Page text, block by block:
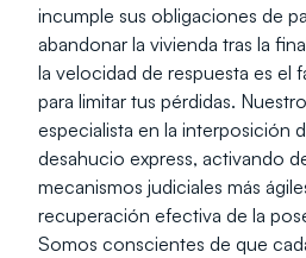
incumple sus obligaciones de
abandonar la vivienda tras la
la velocidad de respuesta es el
para limitar tus pérdidas.
especialista en la interposición
desahucio express, activando
mecanismos judiciales más
recuperación efectiva de la
Somos conscientes de que